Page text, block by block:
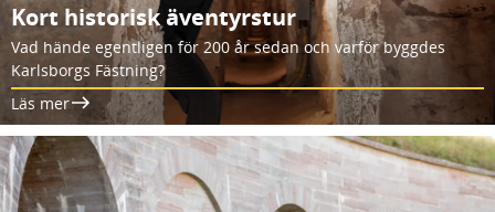
Kort historisk äventyrstur
Vad hände egentligen för 200 år sedan och varför byggdes
Karlsborgs Fästning?
Läs mer